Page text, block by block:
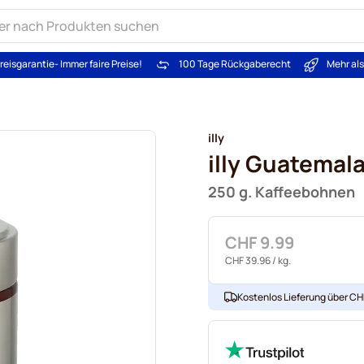
- Immer faire Preise! 100 Tage Rückgaberecht Mehr
illy
illy Guatemala
250 g. Kaffeebohnen
CHF 9.99
CHF 39.96/ kg.
Kostenlos Lieferung über